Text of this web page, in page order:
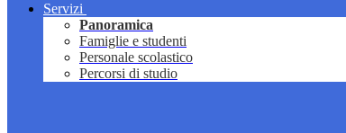
Servizi
Panoramica
Famiglie e studenti
Personale scolastico
Percorsi di studio